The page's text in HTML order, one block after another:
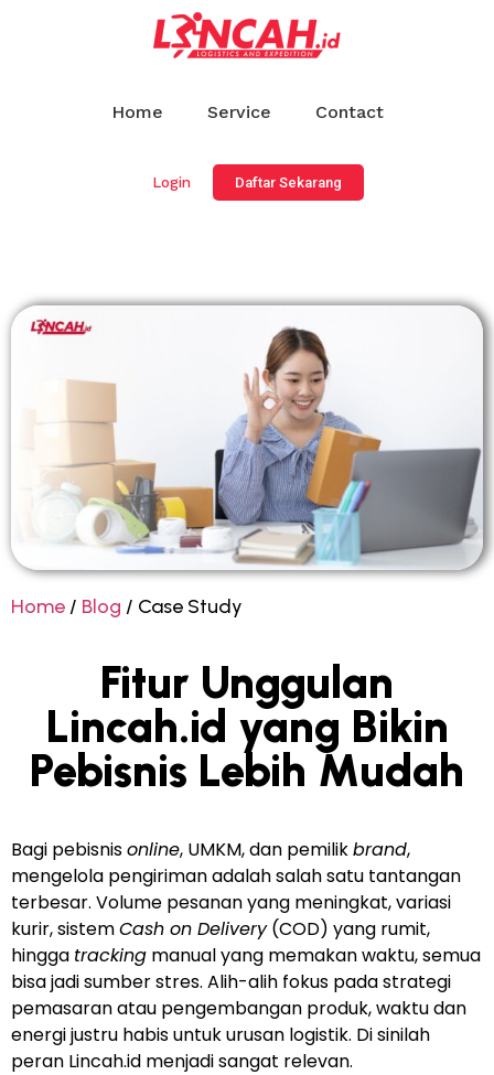
Home Service Contact
Login Daftar Sekarang
Home / Blog / Case Study
Fitur Unggulan
Lincah.id yang Bikin
Pebisnis Lebih Mudah
Bagi pebisnisonline, UMKM, dan pemilikbrand,
mengelola pengiriman adalah salah satu tantangan
terbesar. Volume pesanan yang meningkat, variasi
kurir, sistemCash on Delivery(COD) yang rumit,
hingga tracking manual yang memakan waktu, semua
bisa jadi sumber stres. Alih-alih fokus pada strategi
pemasaran atau pengembangan produk, waktu dan
energi justru habis untuk urusan logistik. Di sinilah
peran Lincah.id menjadi sangat relevan.